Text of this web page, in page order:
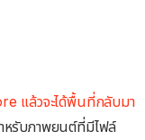
แล้วจะได้พื้นที่กลับมา
หรับภาพยนต์ที่มีไฟล์